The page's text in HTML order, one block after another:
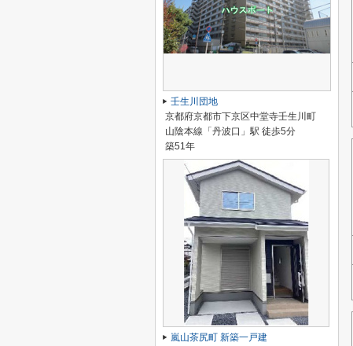
壬生川団地
京都府京都市下京区中堂寺壬生川町
山陰本線「丹波口」駅 徒歩5分
築51年
嵐山茶尻町 新築一戸建